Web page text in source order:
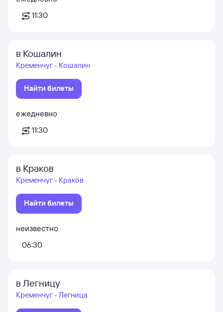
11:30
в Кошалин
Кременчуг - Кошалин
Найти билеты
ежедневно
11:30
в Краков
Кременчуг - Краков
Найти билеты
неизвестно
06:30
в Легницу
Кременчуг - Легница